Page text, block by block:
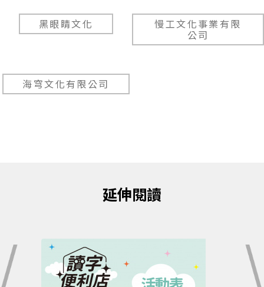
黑眼睛文化 慢工文化事業有限
公司
海穹文化有限公司
延伸閱讀